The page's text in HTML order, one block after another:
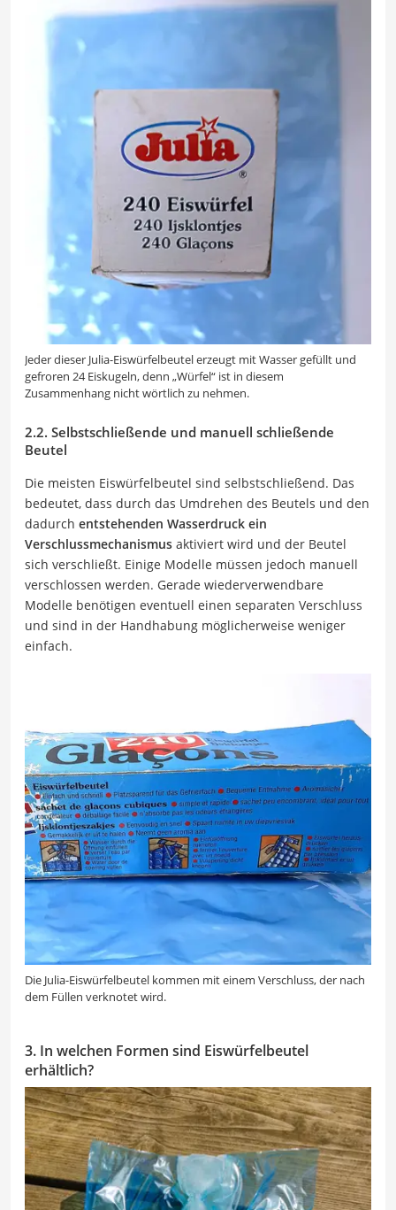
Jeder dieser Julia-Eiswürfelbeutel erzeugt mit Wasser gefüllt und
gefroren 24 Eiskugeln, denn „Würfel“ ist in diesem
Zusammenhang nicht wörtlich zu nehmen.
2.2. Selbstschließende und manuell schließende
Beutel
Die meisten Eiswürfelbeutel sind selbstschließend. Das
bedeutet, dass durch das Umdrehen des Beutels und den
dadurch entstehenden Wasserdruck ein
Verschlussmechanismus aktiviert wird und der Beutel
sich verschließt. Einige Modelle müssen jedoch manuell
verschlossen werden. Gerade wiederverwendbare
Modelle benötigen eventuell einen separaten Verschluss
und sind in der Handhabung möglicherweise weniger
einfach.
Die Julia-Eiswürfelbeutel kommen mit einem Verschluss, der nach
dem Füllen verknotet wird.
3. In welchen Formen sind Eiswürfelbeutel
erhältlich?